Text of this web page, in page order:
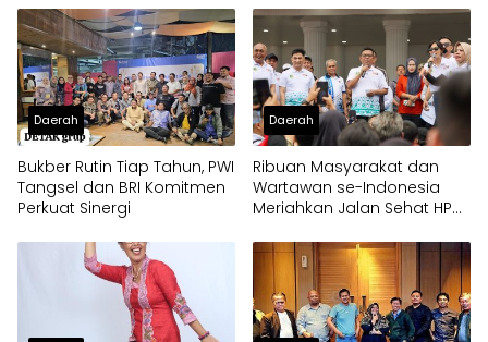
Daerah
Bukber Rutin Tiap Tahun, PWI
Tangsel dan BRI Komitmen
Perkuat Sinergi
Daerah
Ribuan Masyarakat dan
Wartawan se-Indonesia
Meriahkan Jalan Sehat HPN